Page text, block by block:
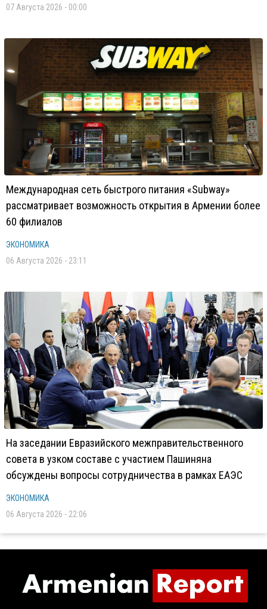
07 Августа 2026 - 00:00
Международная сеть быстрого питания «Subway»
рассматривает возможность открытия в Армении более
60 филиалов
ЭКОНОМИКА
06 Августа 2026 - 23:11
На заседании Евразийского межправительственного
совета в узком составе с участием Пашиняна
обсуждены вопросы сотрудничества в рамках ЕАЭС
ЭКОНОМИКА
06 Августа 2026 - 22:06